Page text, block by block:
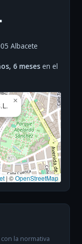
Albacete
6 meses en el
×
|©OpenStreetMap
la normativa